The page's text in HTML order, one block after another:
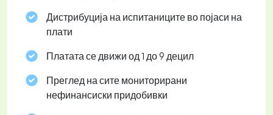
Дистрибуција на испитаниците во појаси на
плати
Платата се движи од 1 до 9 децил
Преглед на сите мониторирани
нефинансиски придобивки